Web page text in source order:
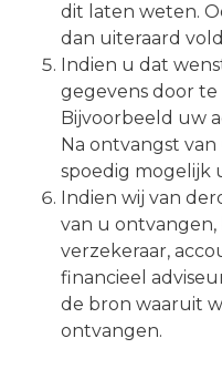
dit laten weten.
dan uiteraard
Indien u dat
gegevens door
Bijvoorbeeld uw
Na ontvangst
spoedig mogelijk
Indien wij van
van u
verzekeraar,
financieel
de bron waaruit
ontvangen.